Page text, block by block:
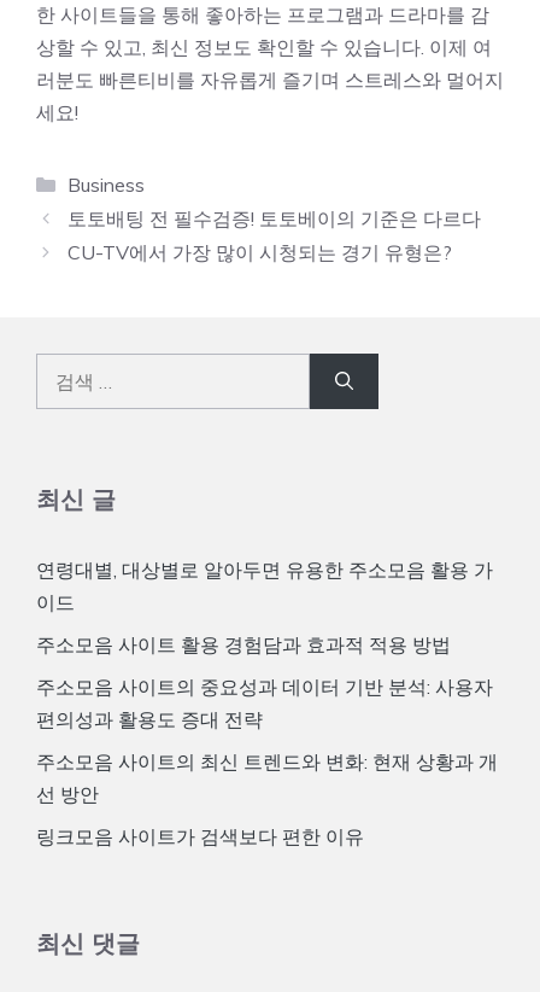
한 사이트들을 통해 좋아하는 프로그램과 드라마를 감
상할 수 있고, 최신 정보도 확인할 수 있습니다. 이제 여
러분도 빠른티비를 자유롭게 즐기며 스트레스와 멀어지
세요!
카
테
리
Business
토토배팅 전 필수검증! 토토베이의 기준은 다르다
CU-TV에서 가장 많이 시청되는 경기 유형은?
최신 글
연령대별, 대상별로 알아두면 유용한 주소모음 활용 가
이드
주소모음 사이트 활용 경험담과 효과적 적용 방법
주소모음 사이트의 중요성과 데이터 기반 분석: 사용자
편의성과 활용도 증대 전략
주소모음 사이트의 최신 트렌드와 변화: 현재 상황과 개
선 방안
링크모음 사이트가 검색보다 편한 이유
최신 댓글